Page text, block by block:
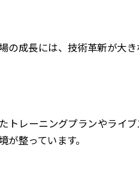
の成長には、技術革新が大
トレーニングプランやライ
整っています。